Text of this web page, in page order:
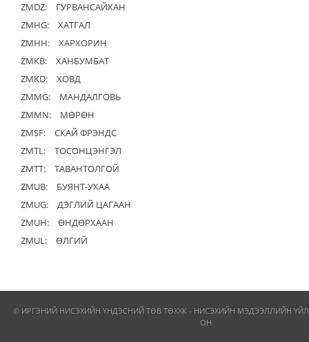
ZMDZ:
ГУРВАНСАЙХАН
ZMHG:
ХАТГАЛ
ZMHH:
ХАРХОРИН
ZMKB:
ХАНБУМБАТ
ZMKD:
ХОВД
ZMMG:
МАНДАЛГОВЬ
ZMMN:
МӨРӨН
ZMSF:
СКАЙ ФРЭНДС
ZMTL:
ТОСОНЦЭНГЭЛ
ZMTT:
ТАВАНТОЛГОЙ
ZMUB:
БУЯНТ-УХАА
ZMUG:
ДЭГЛИЙ ЦАГААН
ZMUH:
ӨНДӨРХААН
ZMUL:
ӨЛГИЙ
© ИРГЭНИЙ НИСЭХИЙН ҮНДЭСНИЙ ТӨВ ТӨХХК - НИСЭХИЙН МЭДЭЭЛЛИЙН
ОН